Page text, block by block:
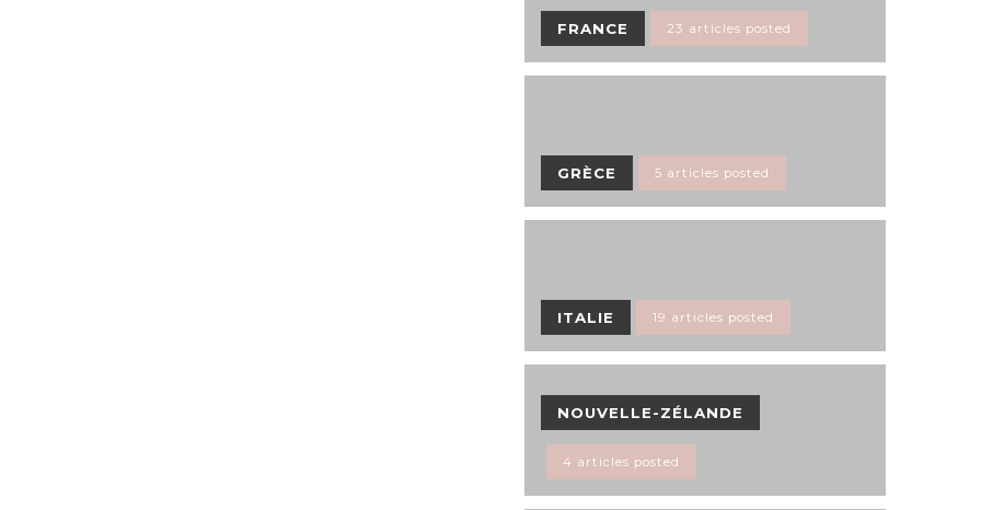
FRANCE 23 articles posted
GRÈCE 5 articles posted
ITALIE 19 articles posted
NOUVELLE-ZÉLANDE
4 articles posted